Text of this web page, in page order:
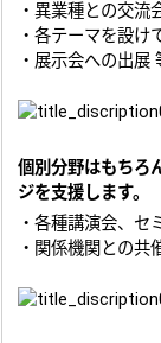
・異業種との交流
・各テーマを設け
・展示会への出展
個別分野はもちろ
ジを支援します。
・各種講演会、セ
・関係機関との